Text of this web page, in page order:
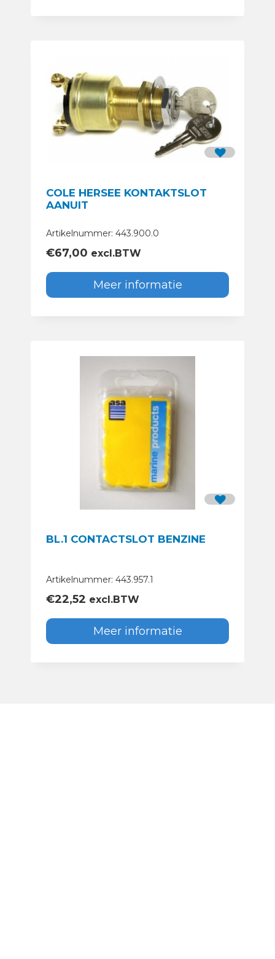
COLE HERSEE KONTAKTSLOT
AANUIT
Artikelnummer: 443.900.0
€67,00 excl.BTW
Meer informatie
BL.1 CONTACTSLOT BENZINE
Artikelnummer: 443.957.1
€22,52 excl.BTW
Meer informatie